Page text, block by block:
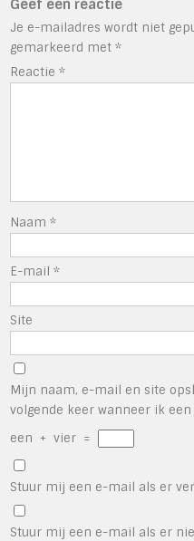
Geef een reactie
Je e-mailadres wordt niet
gemarkeerd met*
Reactie*
Naam*
E-mail*
Site
Mijn naam, e-mail en site
volgende keer wanneer ik
een + vier =
Stuur mij een e-mail als er
Stuur mij een e-mail als er